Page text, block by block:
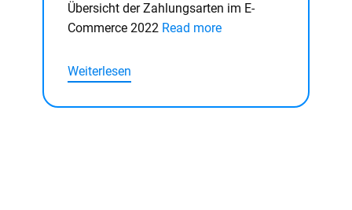
Übersicht der Zahlungsarten im E-
Commerce 2022 Read more
Weiterlesen